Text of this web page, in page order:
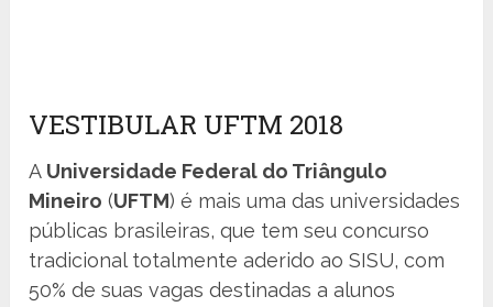
VESTIBULAR UFTM 2018
A Universidade Federal do Triângulo
Mineiro (UFTM) é mais uma das universidades
públicas brasileiras, que tem seu concurso
tradicional totalmente aderido ao SISU, com
50% de suas vagas destinadas a alunos